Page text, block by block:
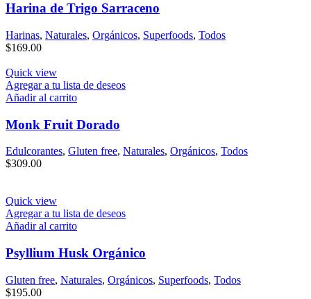
Harina de Trigo Sarraceno
Harinas, Naturales, Orgánicos, Superfoods, Todos
$169.00
Quick view
Agregar a tu lista de deseos
Añadir al carrito
Monk Fruit Dorado
Edulcorantes, Gluten free, Naturales, Orgánicos, Todos
$309.00
Quick view
Agregar a tu lista de deseos
Añadir al carrito
Psyllium Husk Orgánico
Gluten free, Naturales, Orgánicos, Superfoods, Todos
$195.00